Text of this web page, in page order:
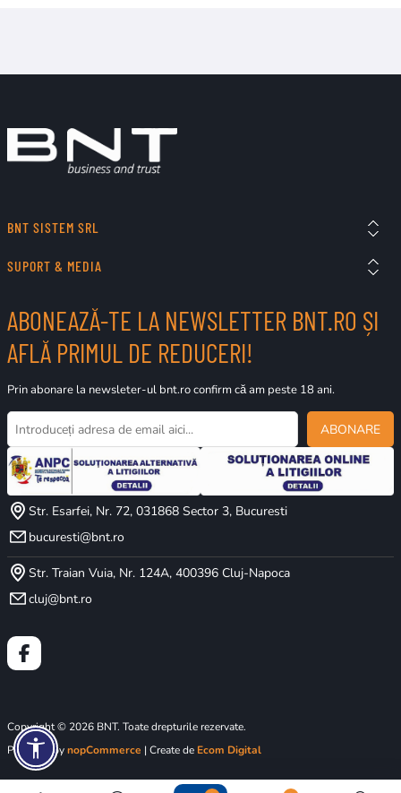
BNT SISTEM SRL
SUPORT & MEDIA
ABONEAZĂ-TE LA NEWSLETTER BNT.RO ȘI
AFLĂ PRIMUL DE REDUCERI!
Prin abonare la newsleter-ul bnt.ro confirm că am peste 18 ani.
ABONARE
Str. Esarfei, Nr. 72, 031868 Sector 3, Bucuresti
bucuresti@bnt.ro
Str. Traian Vuia, Nr. 124A, 400396 Cluj-Napoca
cluj@bnt.ro
Copyright © 2026 BNT. Toate drepturile rezervate.
Powered bynopCommerce | Create de Ecom Digital